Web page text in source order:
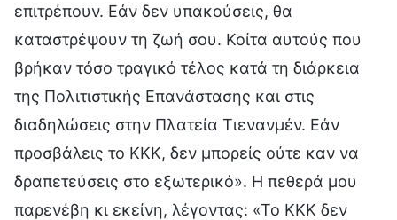
επιτρέπουν. Εάν δεν υπακούσεις, θα
καταστρέψουν τη ζωή σου. Κοίτα αυτούς που
βρήκαν τόσο τραγικό τέλος κατά τη διάρκεια
της Πολιτιστικής Επανάστασης και στις
διαδηλώσεις στην Πλατεία Τιενανμέν. Εάν
προσβάλεις το ΚΚΚ, δεν μπορείς ούτε καν να
δραπετεύσεις στο εξωτερικό». Η πεθερά μου
παρενέβη κι εκείνη, λέγοντας: «Το ΚΚΚ δεν